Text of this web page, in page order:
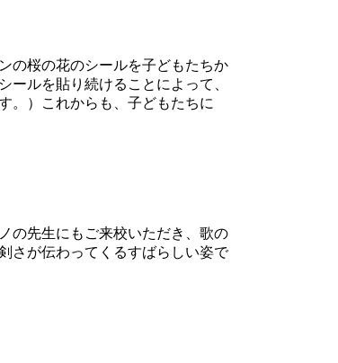
の桜の花のシールを子どもたちか
ルを貼り続けることによって、
。）これからも、子どもたちに
の先生にもご来校いただき、歌の
さが伝わってくるすばらしい姿で